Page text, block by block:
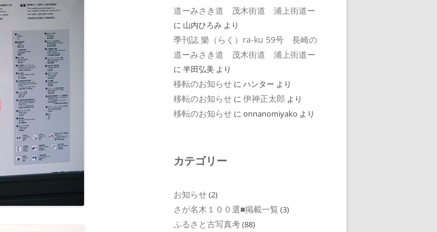
道ーみさき道 茂木街道 浦上街道ー
に 山内ひろみ より
季刊誌 樂（らく）ra-ku 59号 長崎の
道ーみさき道 茂木街道 浦上街道ー
に 半田弘美 より
移転のお知らせ に ハンター より
移転のお知らせ に 伊神正太郎 より
移転のお知らせ に onnanomiyako より
カテゴリー
お知らせ(2)
さが名木１００選■掲載一覧 (3)
ふるさと古写真考(88)